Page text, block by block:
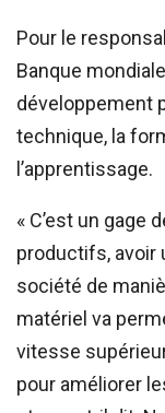
Pour le
Banque
développement
technique, la
l’apprentissage.
« C’est un gage
productifs, avoir
société de
matériel va
vitesse
pour améliorer